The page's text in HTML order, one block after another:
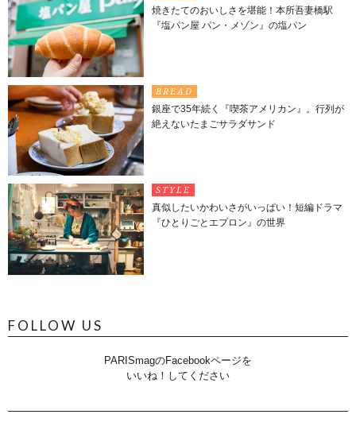
焼きたてのおいしさを堪能！本所吾妻橋駅
『塩パン屋 パン・メゾン』の塩パン
BREAD
銀座で35年続く『喫茶アメリカン』。行列が
絶えないたまごサラダサンド
STYLE
真似したいかわいさがいっぱい！短編ドラマ
『ひとりごとエプロン』の世界
FOLLOW US
PARISmagのFacebookページを
いいね！してください